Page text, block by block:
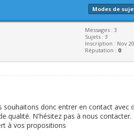
Modes de
Messages : 3
Sujets : 3
Inscription : Nov
Réputation : 0
donc entrer en contact avec
qualité. N'hésitez pas à nous contacter.
à vos propositions